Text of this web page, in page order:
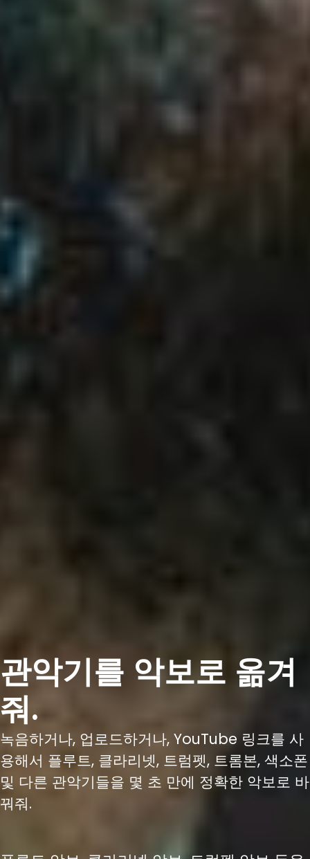
관악기를 악보로 옮겨
줘.
녹음하거나, 업로드하거나, YouTube 링크를 사
용해서 플루트, 클라리넷, 트럼펫, 트롬본, 색소폰
및 다른 관악기들을 몇 초 만에 정확한 악보로 바
꿔줘.